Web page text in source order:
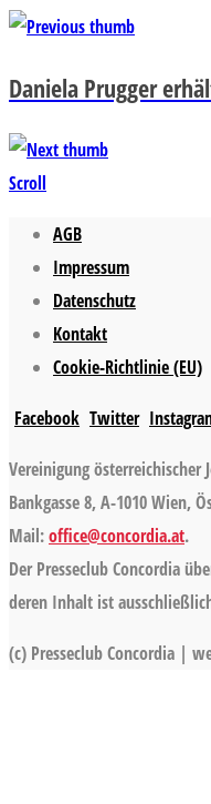
Daniela Prugger
Scroll
AGB
Impressum
Datenschutz
Kontakt
Cookie-Richtlinie (EU)
Facebook Twitter
Vereinigung
Bankgasse 8, A-1010 Wien,
Mail:office@concordia.at.
Der Presseclub Concordia
deren Inhalt ist
(c) Presseclub Concordia |